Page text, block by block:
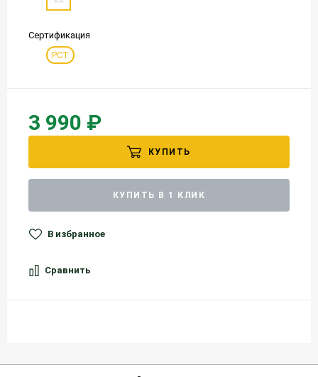
Сертификация
РСТ
3 990 ₽
КУПИТЬ
КУПИТЬ В 1 КЛИК
В избранное
Сравнить